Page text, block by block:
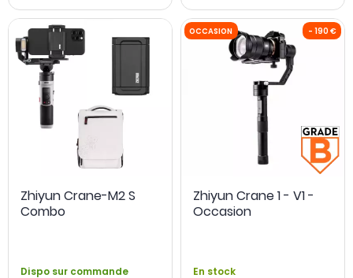
OCCASION
Zhiyun Crane-M2 S
Combo
Dispo sur commande
Zhiyun Crane 1 - V1 -
Occasion
En stock